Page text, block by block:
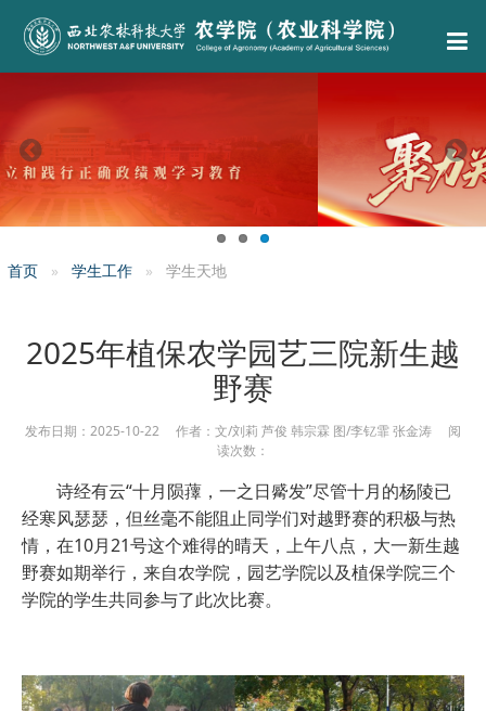
首页 学生工作 学生天地
2025年植保农学园艺三院新生越
野赛
发布日期：2025-10-22 作者：文/刘莉 芦俊 韩宗霖 图/李钇霏 张金涛 阅
读次数：
诗经有云“十月陨蘀，一之日觱发”尽管十月的杨陵已
经寒风瑟瑟，但丝毫不能阻止同学们对越野赛的积极与热
情，在10月21号这个难得的晴天，上午八点，大一新生越
野赛如期举行，来自农学院，园艺学院以及植保学院三个
学院的学生共同参与了此次比赛。